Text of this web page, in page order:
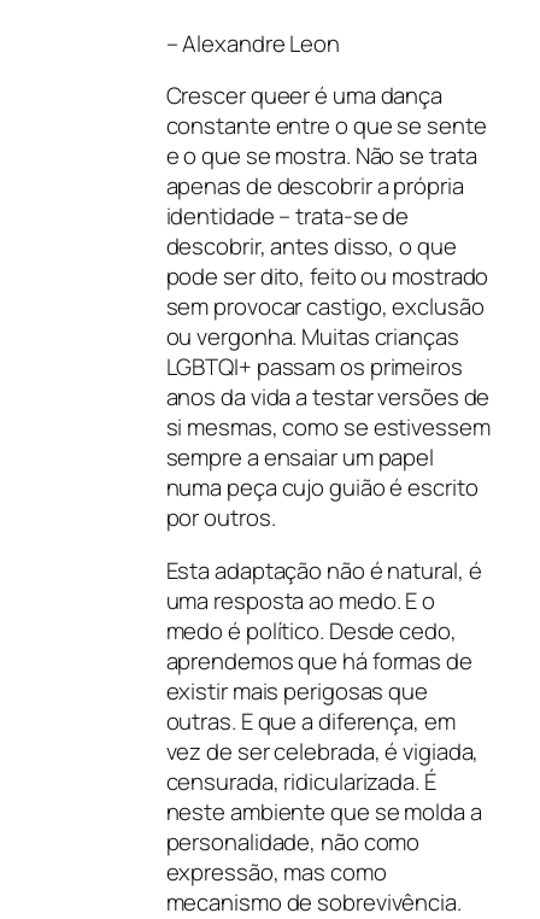
– Alexandre Leon
Crescer queer é uma dança
constante entre o que se sente
e o que se mostra. Não se trata
apenas de descobrir a própria
identidade – trata-se de
descobrir, antes disso, o que
pode ser dito, feito ou mostrado
sem provocar castigo, exclusão
ou vergonha. Muitas crianças
LGBTQI+ passam os primeiros
anos da vida a testar versões de
si mesmas, como se estivessem
sempre a ensaiar um papel
numa peça cujo guião é escrito
por outros.
Esta adaptação não é natural, é
uma resposta ao medo. E o
medo é político. Desde cedo,
aprendemos que há formas de
existir mais perigosas que
outras. E que a diferença, em
vez de ser celebrada, é vigiada,
censurada, ridicularizada. É
neste ambiente que se molda a
personalidade, não como
expressão, mas como
mecanismo de sobrevivência.